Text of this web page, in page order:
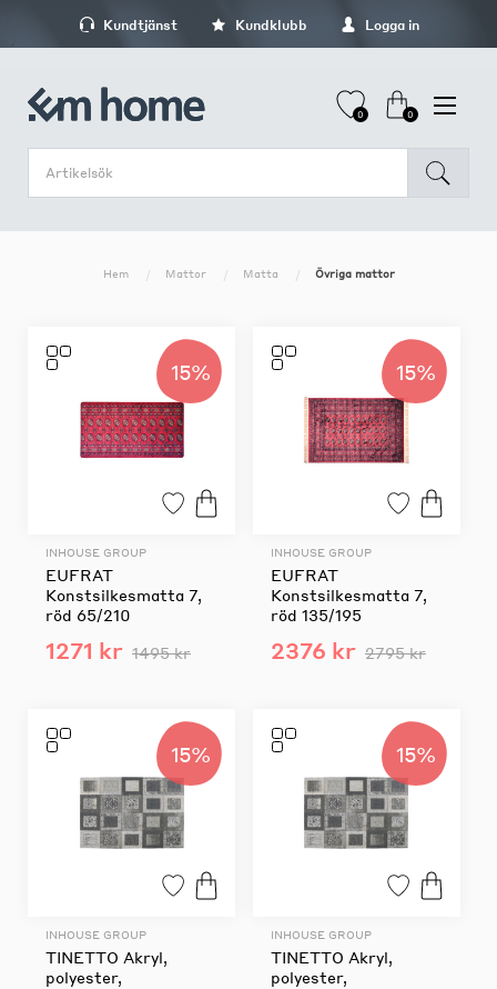
Kundtjänst Kundklubb Logga in
0 0
Hem Mattor Matta Övriga mattor
15%
INHOUSE GROUP
EUFRAT
Konstsilkesmatta 7,
röd 65/210
1271 kr 1495 kr
15%
INHOUSE GROUP
EUFRAT
Konstsilkesmatta 7,
röd 135/195
2376 kr 2795 kr
15%
INHOUSE GROUP
TINETTO Akryl,
polyester,
15%
INHOUSE GROUP
TINETTO Akryl,
polyester,